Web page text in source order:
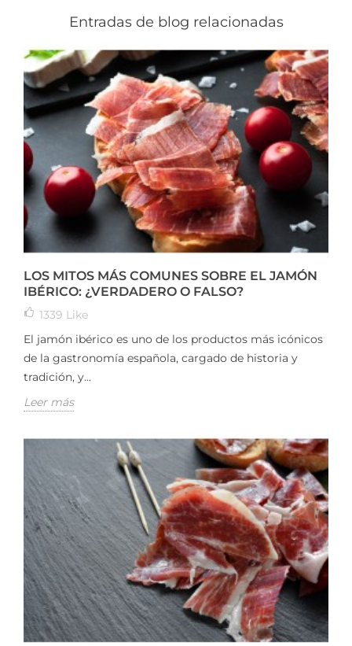
Entradas de blog relacionadas
LOS MITOS MÁS COMUNES SOBRE EL JAMÓN
IBÉRICO: ¿VERDADERO O FALSO?
1339 Like
El jamón ibérico es uno de los productos más icónicos
de la gastronomía española, cargado de historia y
tradición, y...
Leer más